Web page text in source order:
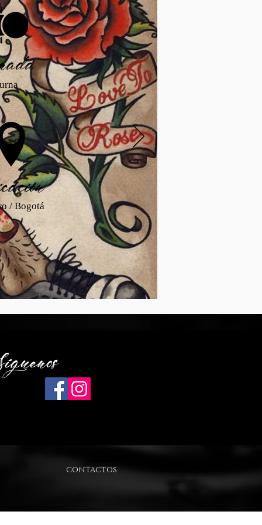
/ Bogotá
CONTACTOS